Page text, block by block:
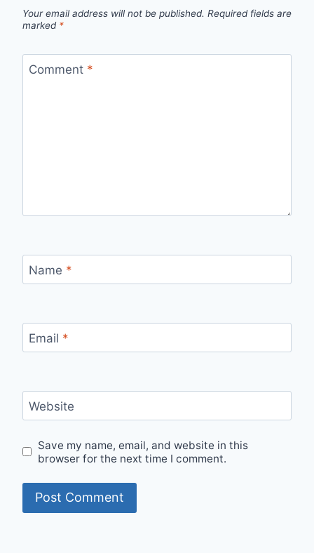
Your email address will not be published. Required fields are
marked *
Comment *
Name *
Email *
Website
Save my name, email, and website in this
browser for the next time I comment.